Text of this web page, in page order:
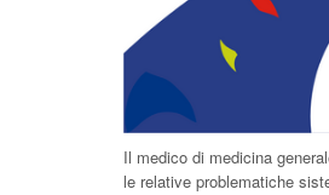
Il medico di medicina
le relative problematiche